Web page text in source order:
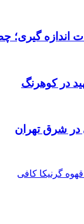
اندازه گیری؛
در کوهرنگ
در شرق تهران
گرنیکا کافی